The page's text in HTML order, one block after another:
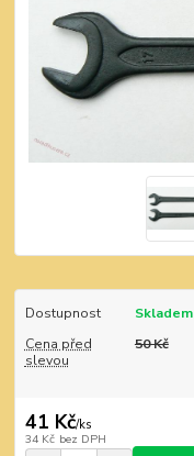
Dostupnost
Skladem
Cena před
slevou
50 Kč
41 Kč/ks
34 Kč bez DPH